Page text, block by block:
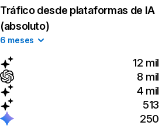
Tráfico desde plataformas de IA
(absoluto)
6 meses
12 mil
8 mil
4 mil
513
250